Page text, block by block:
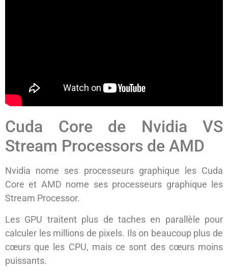
Cuda Core de Nvidia VS
Stream Processors de AMD
Nvidia nome ses processeurs graphique les Cuda
Core et AMD nome ses processeurs graphique les
Stream Processor.
Les GPU traitent plus de taches en parallèle pour
calculer les millions de pixels. Ils on beaucoup plus de
cœurs que les CPU, mais ce sont des cœurs moins
puissants.